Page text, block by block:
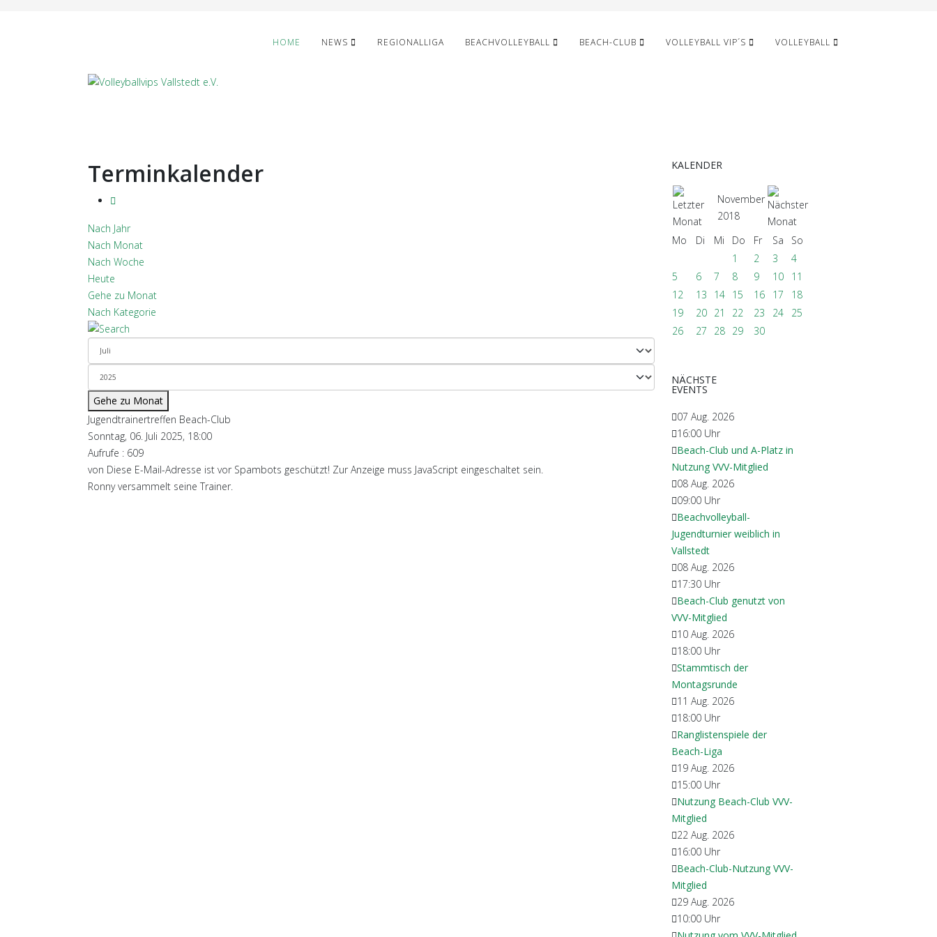
HOME NEWS REGIONALLIGA BEACHVOLLEYBALL BEACH-CLUB VOLLEYBALL VIP´S VOLLEYBALL
Terminkalender
Nach Jahr
Nach Monat
Nach Woche
Heute
Gehe zu Monat
Nach Kategorie
Gehe zu Monat
Jugendtrainertreffen Beach-Club
Sonntag, 06. Juli 2025, 18:00
Aufrufe : 609
von Diese E-Mail-Adresse ist vor Spambots geschützt! Zur Anzeige muss JavaScript eingeschaltet sein.
Ronny versammelt seine Trainer.
KALENDER
November
2018
Mo
Di Mi Do Fr Sa
So
1
2 3
4
5
6 7 8 9 10
11
12
13 14 15 16 17
18
19
20 21 22 23 24
25
26
27 28 29 30
NÄCHSTE
EVENTS
07 Aug. 2026
16:00 Uhr
Beach-Club und A-Platz in
Nutzung VVV-Mitglied
08 Aug. 2026
09:00 Uhr
Beachvolleyball-
Jugendturnier weiblich in
Vallstedt
08 Aug. 2026
17:30 Uhr
Beach-Club genutzt von
VVV-Mitglied
10 Aug. 2026
18:00 Uhr
Stammtisch der
Montagsrunde
11 Aug. 2026
18:00 Uhr
Ranglistenspiele der
Beach-Liga
19 Aug. 2026
15:00 Uhr
Nutzung Beach-Club VVV-
Mitglied
22 Aug. 2026
16:00 Uhr
Beach-Club-Nutzung VVV-
Mitglied
29 Aug. 2026
10:00 Uhr